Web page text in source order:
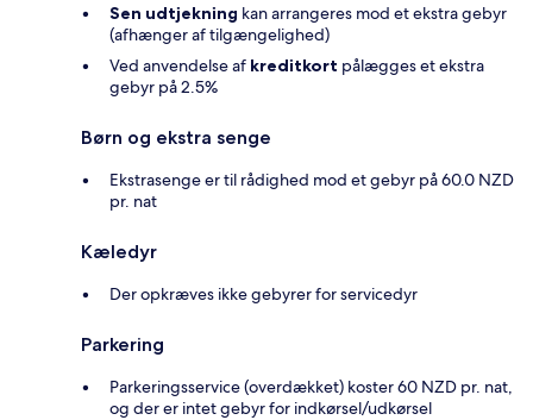
Sen udtjekning kan arrangeres mod et ekstra gebyr
(afhænger af tilgængelighed)
Ved anvendelse af kreditkort pålægges et ekstra
gebyr på 2.5%
Børn og ekstra senge
Ekstrasenge er til rådighed mod et gebyr på 60.0 NZD
pr. nat
Kæledyr
Der opkræves ikke gebyrer for servicedyr
Parkering
Parkeringsservice (overdækket) koster 60 NZD pr. nat,
og der er intet gebyr for indkørsel/udkørsel